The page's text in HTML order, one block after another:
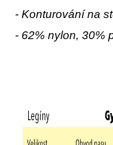
- Konturování na
- 62% nylon, 30%